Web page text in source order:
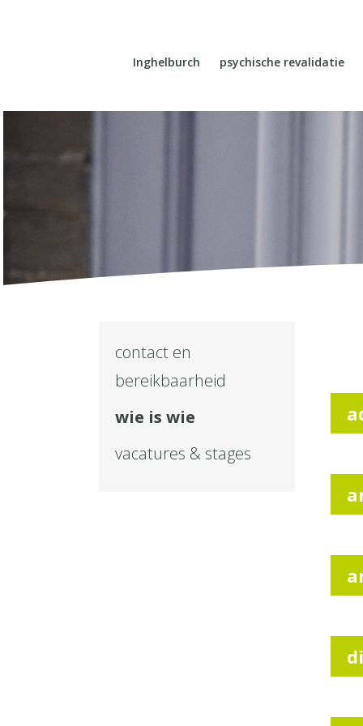
Inghelburch psychische revalidatie
contact en
bereikbaarheid
wie is wie
vacatures & stages